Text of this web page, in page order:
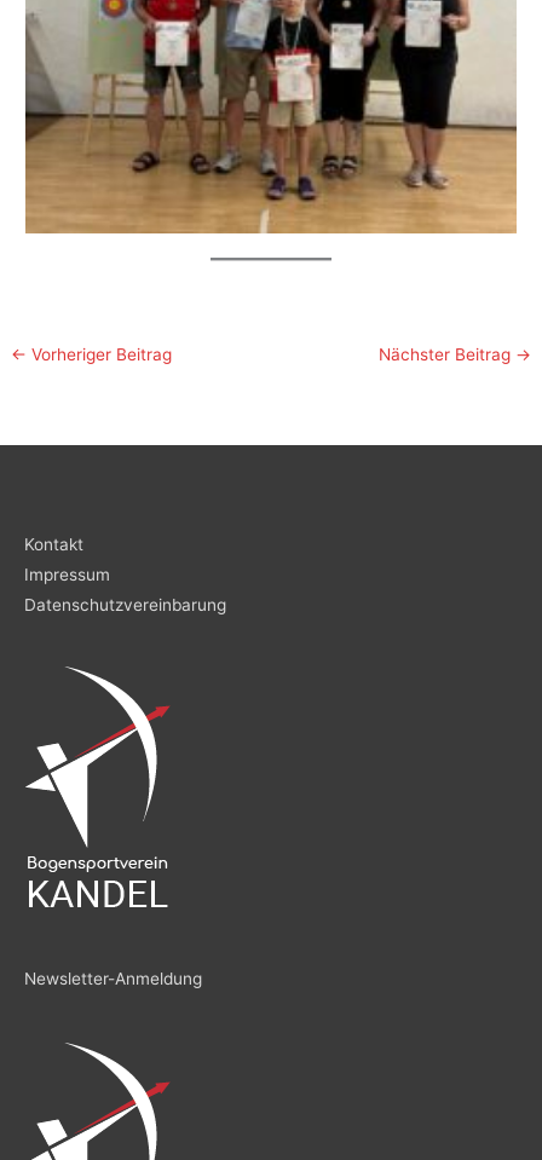
← Vorheriger Beitrag Nächster Beitrag →
Kontakt
Impressum
Datenschutzvereinbarung
Newsletter-Anmeldung